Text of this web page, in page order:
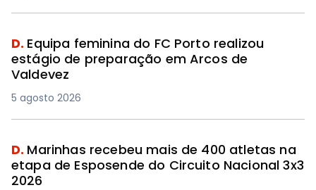
D. Equipa feminina do FC Porto realizou
estágio de preparação em Arcos de
Valdevez
5 agosto 2026
D. Marinhas recebeu mais de 400 atletas na
etapa de Esposende do Circuito Nacional 3x3
2026